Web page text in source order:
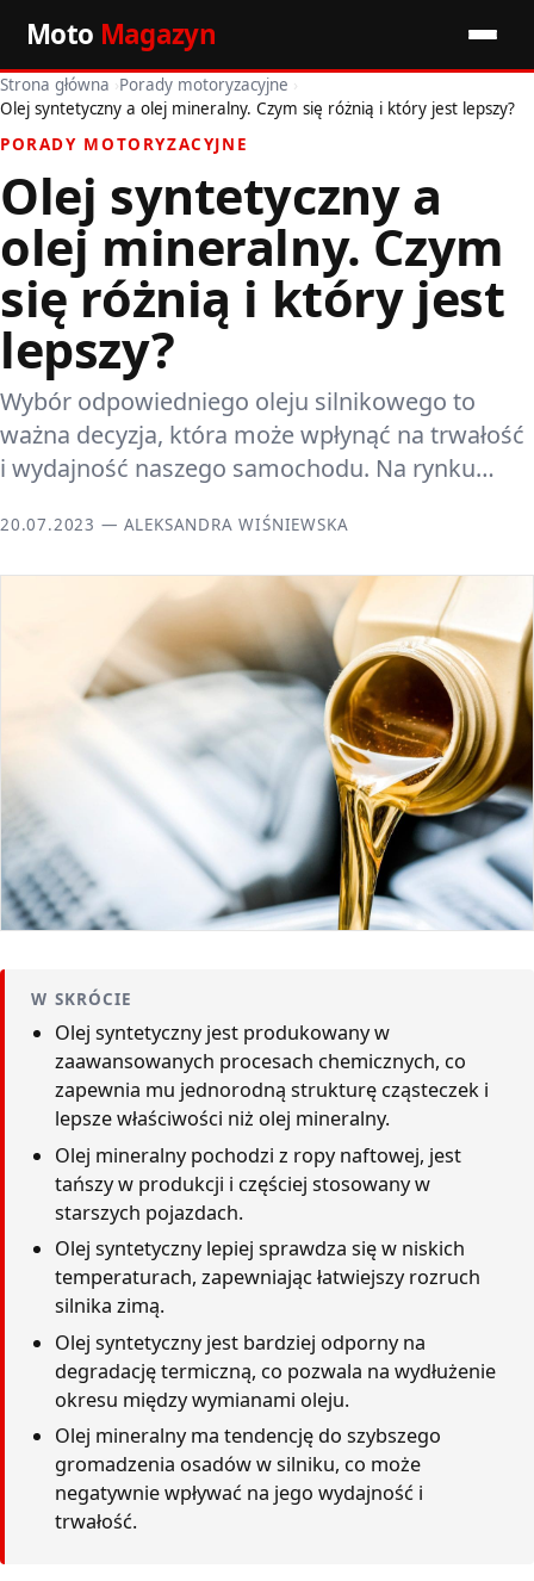
Moto Magazyn
Start
Wiadomości
Premiery
Porady motoryzacyjne
Pozostałe artykuły
Strona główna ›Porady motoryzacyjne ›
Olej syntetyczny a olej mineralny. Czym się różnią i który jest lepszy?
PORADY MOTORYZACYJNE
Olej syntetyczny a
olej mineralny. Czym
się różnią i który jest
lepszy?
Wybór odpowiedniego oleju silnikowego to
ważna decyzja, która może wpłynąć na trwałość
i wydajność naszego samochodu. Na rynku…
20.07.2023 — ALEKSANDRA WIŚNIEWSKA
W SKRÓCIE
Olej syntetyczny jest produkowany w
zaawansowanych procesach chemicznych, co
zapewnia mu jednorodną strukturę cząsteczek i
lepsze właściwości niż olej mineralny.
Olej mineralny pochodzi z ropy naftowej, jest
tańszy w produkcji i częściej stosowany w
starszych pojazdach.
Olej syntetyczny lepiej sprawdza się w niskich
temperaturach, zapewniając łatwiejszy rozruch
silnika zimą.
Olej syntetyczny jest bardziej odporny na
degradację termiczną, co pozwala na wydłużenie
okresu między wymianami oleju.
Olej mineralny ma tendencję do szybszego
gromadzenia osadów w silniku, co może
negatywnie wpływać na jego wydajność i
trwałość.